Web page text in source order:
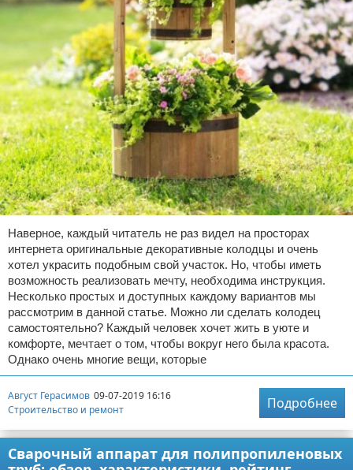
Наверное, каждый читатель не раз видел на просторах
интернета оригинальные декоративные колодцы и очень
хотел украсить подобным свой участок. Но, чтобы иметь
возможность реализовать мечту, необходима инструкция.
Несколько простых и доступных каждому вариантов мы
рассмотрим в данной статье. Можно ли сделать колодец
самостоятельно? Каждый человек хочет жить в уюте и
комфорте, мечтает о том, чтобы вокруг него была красота.
Однако очень многие вещи, которые
Август Герасимов 09-07-2019 16:16
Строительство и ремонт
Подробнее
Сварочный аппарат для полипропиленовых